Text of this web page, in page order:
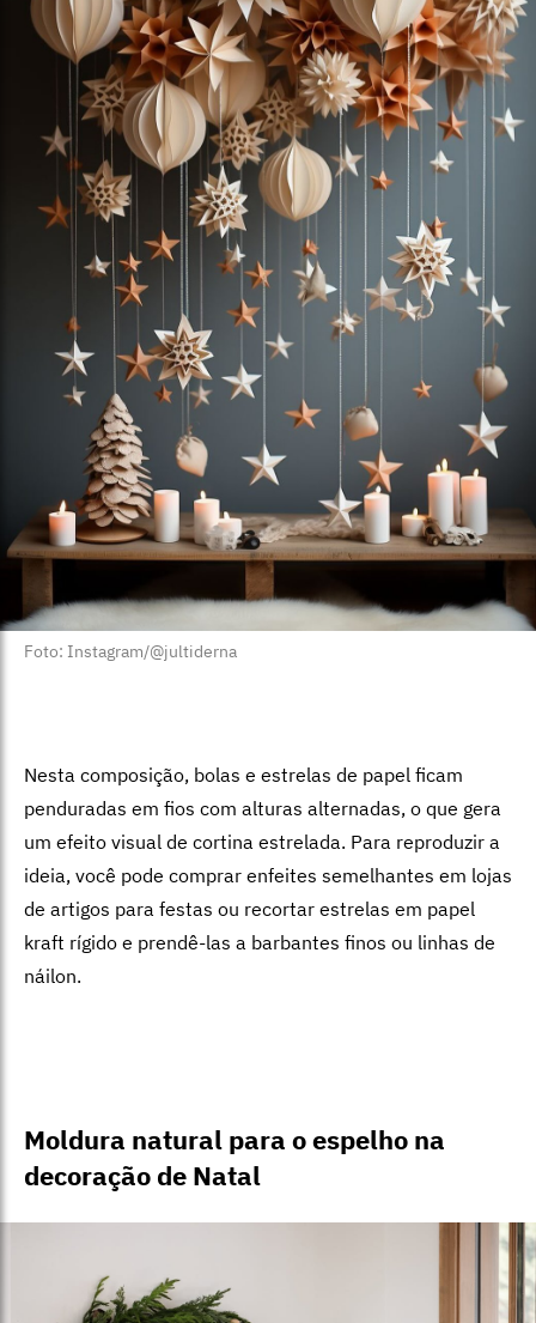
Foto: Instagram/@jultiderna
Nesta composição, bolas e estrelas de papel ficam
penduradas em fios com alturas alternadas, o que gera
um efeito visual de cortina estrelada. Para reproduzir a
ideia, você pode comprar enfeites semelhantes em lojas
de artigos para festas ou recortar estrelas em papel
kraft rígido e prendê-las a barbantes finos ou linhas de
náilon.
Moldura natural para o espelho na
decoração de Natal